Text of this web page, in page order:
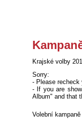
Krajské volby
Sorry:
- Please recheck
- If you are
Album" and that
Volební